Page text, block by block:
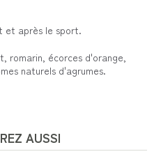
et après le sport.
romarin, écorces d'orange,
naturels d'agrumes.
AUSSI